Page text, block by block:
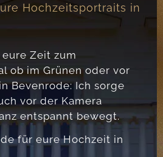
Hochzeitsportraits in
Zeit zum
ob im Grünen oder vor
Bevenrode: Ich sorge
vor der Kamera
entspannt bewegt.
für eure Hochzeit in